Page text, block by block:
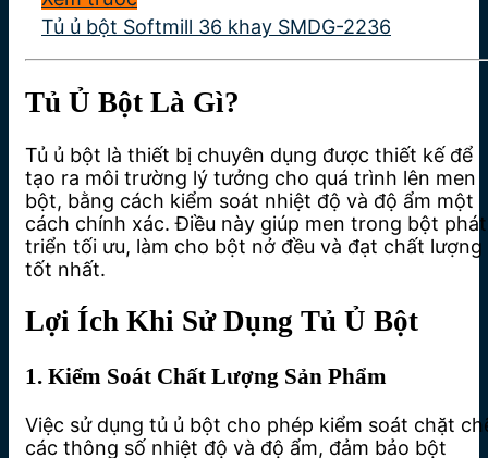
Tủ ủ bột Softmill 36 khay SMDG-2236
Tủ Ủ Bột Là Gì?
Tủ ủ bột là thiết bị chuyên dụng được thiết kế để
tạo ra môi trường lý tưởng cho quá trình lên men
bột, bằng cách kiểm soát nhiệt độ và độ ẩm một
cách chính xác. Điều này giúp men trong bột phát
triển tối ưu, làm cho bột nở đều và đạt chất lượng
tốt nhất.
Lợi Ích Khi Sử Dụng Tủ Ủ Bột
1. Kiểm Soát Chất Lượng Sản Phẩm
Việc sử dụng tủ ủ bột cho phép kiểm soát chặt
các thông số nhiệt độ và độ ẩm, đảm bảo bột